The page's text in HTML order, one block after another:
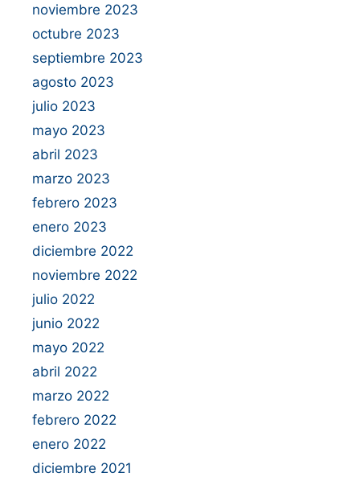
noviembre 2023
octubre 2023
septiembre 2023
agosto 2023
julio 2023
mayo 2023
abril 2023
marzo 2023
febrero 2023
enero 2023
diciembre 2022
noviembre 2022
julio 2022
junio 2022
mayo 2022
abril 2022
marzo 2022
febrero 2022
enero 2022
diciembre 2021